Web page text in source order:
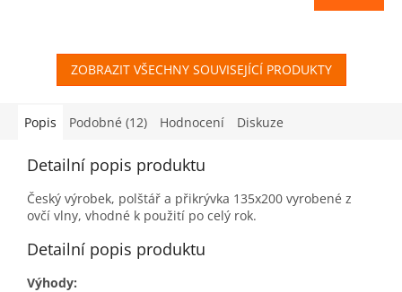
ZOBRAZIT VŠECHNY SOUVISEJÍCÍ PRODUKTY
Popis Podobné (12) Hodnocení Diskuze
Detailní popis produktu
Český výrobek, polštář a přikrývka 135x200 vyrobené z
ovčí vlny, vhodné k použití po celý rok.
Detailní popis produktu
Výhody: